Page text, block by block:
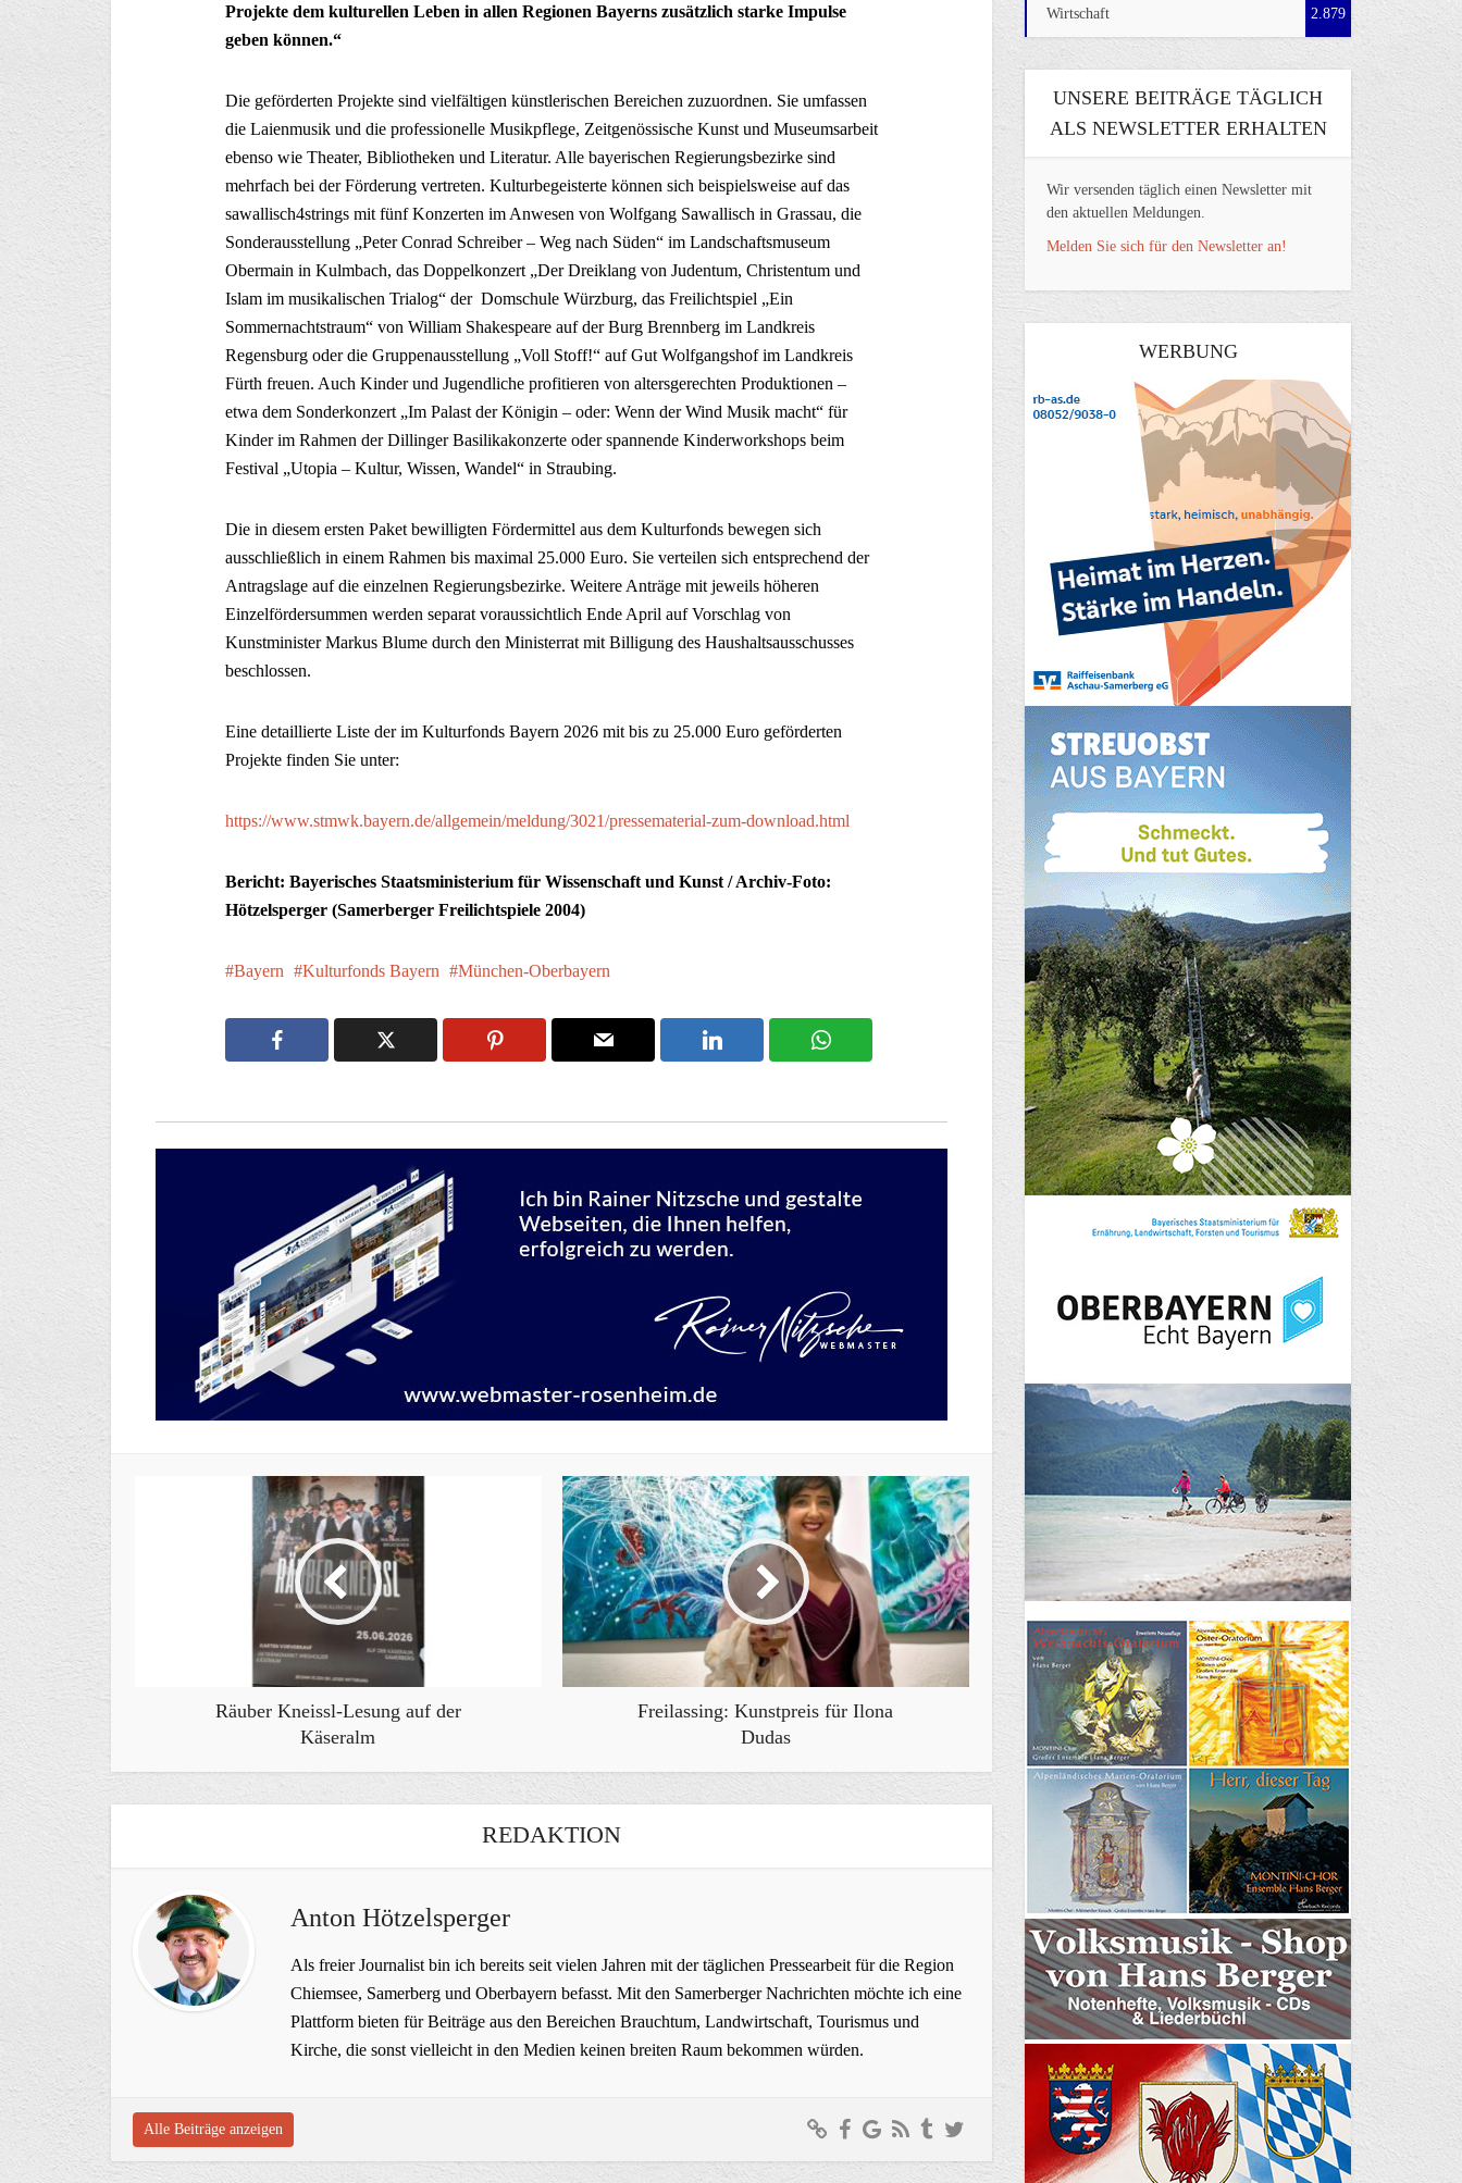
Projekte dem kulturellen Leben in allen Regionen Bayerns zusätzlich starke Impulse
geben können.“
Die geförderten Projekte sind vielfältigen künstlerischen Bereichen zuzuordnen. Sie umfassen
die Laienmusik und die professionelle Musikpflege, Zeitgenössische Kunst und Museumsarbeit
ebenso wie Theater, Bibliotheken und Literatur. Alle bayerischen Regierungsbezirke sind
mehrfach bei der Förderung vertreten. Kulturbegeisterte können sich beispielsweise auf das
sawallisch4strings mit fünf Konzerten im Anwesen von Wolfgang Sawallisch in Grassau, die
Sonderausstellung „Peter Conrad Schreiber – Weg nach Süden“ im Landschaftsmuseum
Obermain in Kulmbach, das Doppelkonzert „Der Dreiklang von Judentum, Christentum und
Islam im musikalischen Trialog“ der Domschule Würzburg, das Freilichtspiel „Ein
Sommernachtstraum“ von William Shakespeare auf der Burg Brennberg im Landkreis
Regensburg oder die Gruppenausstellung „Voll Stoff!“ auf Gut Wolfgangshof im Landkreis
Fürth freuen. Auch Kinder und Jugendliche profitieren von altersgerechten Produktionen –
etwa dem Sonderkonzert „Im Palast der Königin – oder: Wenn der Wind Musik macht“ für
Kinder im Rahmen der Dillinger Basilikakonzerte oder spannende Kinderworkshops beim
Festival „Utopia – Kultur, Wissen, Wandel“ in Straubing.
Die in diesem ersten Paket bewilligten Fördermittel aus dem Kulturfonds bewegen sich
ausschließlich in einem Rahmen bis maximal 25.000 Euro. Sie verteilen sich entsprechend der
Antragslage auf die einzelnen Regierungsbezirke. Weitere Anträge mit jeweils höheren
Einzelfördersummen werden separat voraussichtlich Ende April auf Vorschlag von
Kunstminister Markus Blume durch den Ministerrat mit Billigung des Haushaltsausschusses
beschlossen.
Eine detaillierte Liste der im Kulturfonds Bayern 2026 mit bis zu 25.000 Euro geförderten
Projekte finden Sie unter:
https://www.stmwk.bayern.de/allgemein/meldung/3021/pressematerial-zum-download.html
Bericht: Bayerisches Staatsministerium für Wissenschaft und Kunst / Archiv-Foto:
Hötzelsperger (Samerberger Freilichtspiele 2004)
Bayern Kulturfonds Bayern München-Oberbayern
Räuber Kneissl-Lesung auf der
Käseralm
Freilassing: Kunstpreis für Ilona
Dudas
REDAKTION
Anton Hötzelsperger
Als freier Journalist bin ich bereits seit vielen Jahren mit der täglichen Pressearbeit für die Region
Chiemsee, Samerberg und Oberbayern befasst. Mit den Samerberger Nachrichten möchte ich eine
Plattform bieten für Beiträge aus den Bereichen Brauchtum, Landwirtschaft, Tourismus und
Kirche, die sonst vielleicht in den Medien keinen breiten Raum bekommen würden.
Alle Beiträge anzeigen
Wirtschaft 2.879
UNSERE BEITRÄGE TÄGLICH
ALS NEWSLETTER ERHALTEN
Wir versenden täglich einen Newsletter mit
den aktuellen Meldungen.
Melden Sie sich für den Newsletter an!
WERBUNG